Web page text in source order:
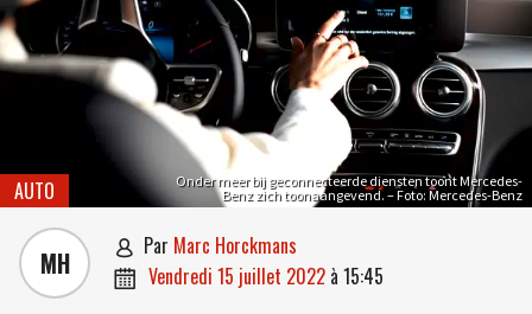
Onder meer bij geconnecteerde diensten toont Mercedes-
Benz zich toonaangevend. – Foto: Mercedes-Benz
AUTO
MH  par Marc Horckmans
 vendredi 15 juillet 2022 à 15:45